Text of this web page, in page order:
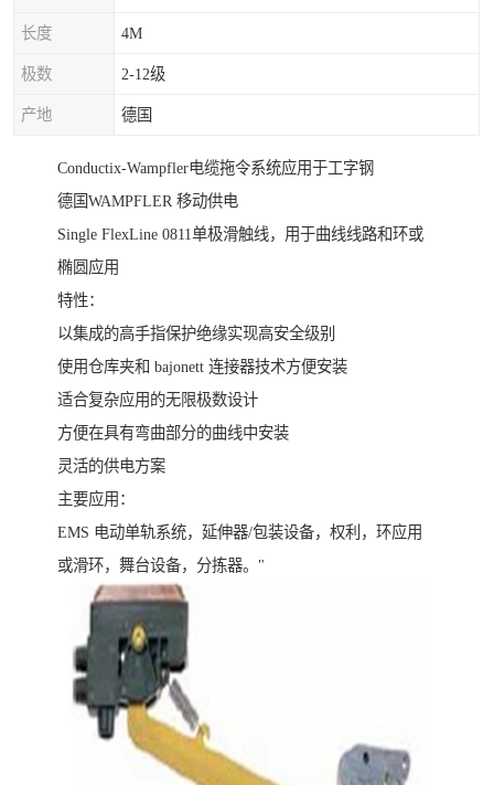
长度 4M
极数 2-12级
产地 德国
Conductix-Wampfler电缆拖令系统应用于工字钢
德国WAMPFLER 移动供电
Single FlexLine 0811单极滑触线，用于曲线线路和环或
椭圆应用
特性：
以集成的高手指保护绝缘实现高安全级别
使用仓库夹和 bajonett 连接器技术方便安装
适合复杂应用的无限极数设计
方便在具有弯曲部分的曲线中安装
灵活的供电方案
主要应用：
EMS 电动单轨系统，延伸器/包装设备，权利，环应用
或滑环，舞台设备，分拣器。"